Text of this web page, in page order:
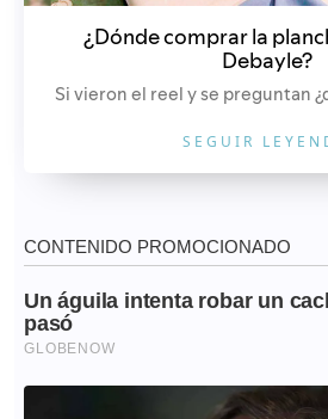
¿Dónde comprar la
Debayle?
Si vieron el reel y se preguntan
SEGUIR